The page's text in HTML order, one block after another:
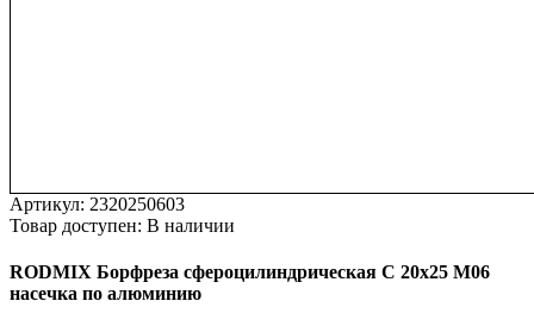
Артикул: 2320250603
Товар доступен: В наличии
RODMIX Борфреза сфероцилиндрическая C 20х25 M06
насечка по алюминию